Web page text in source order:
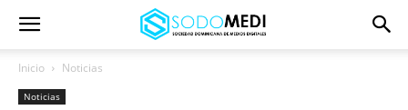
Inicio Noticias
Noticias